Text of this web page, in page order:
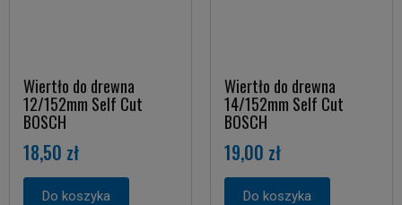
Wiertło do drewna
12/152mm Self Cut
BOSCH
18,50 zł
Do koszyka
Wiertło do drewna
14/152mm Self Cut
BOSCH
19,00 zł
Do koszyka